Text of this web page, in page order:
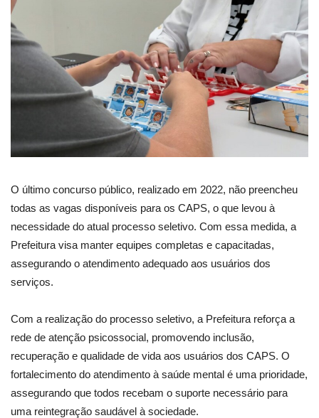
O último concurso público, realizado em 2022, não preencheu
todas as vagas disponíveis para os CAPS, o que levou à
necessidade do atual processo seletivo. Com essa medida, a
Prefeitura visa manter equipes completas e capacitadas,
assegurando o atendimento adequado aos usuários dos
serviços.
Com a realização do processo seletivo, a Prefeitura reforça a
rede de atenção psicossocial, promovendo inclusão,
recuperação e qualidade de vida aos usuários dos CAPS. O
fortalecimento do atendimento à saúde mental é uma prioridade,
assegurando que todos recebam o suporte necessário para
uma reintegração saudável à sociedade.